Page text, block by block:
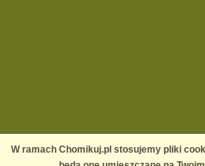
W ramach Chomikuj.pl stosujemy pliki